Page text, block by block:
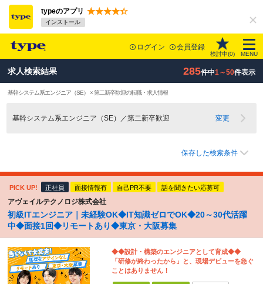
typeのアプリ
インストール
ログイン 会員登録
検討中(0) MENU
求人検索結果 285件中1～50件表示
基幹システム系エンジニア（SE） × 第二新卒歓迎の転職・求人情報
基幹システム系エンジニア（SE）／第二新卒歓迎 変更
保存した検索条件
PICK UP! 正社員 面接情報有 自己PR不要 話を聞きたい応募可
アヴェイルテクノロジ株式会社
初級ITエンジニア｜未経験OK◆IT知識ゼロでOK◆20～30代活躍
中◆面接1回◆リモートあり◆東京・大阪募集
◆◆設計・構築のエンジニアとして育成◆◆
「研修が終わったから」と、現場デビューを急ぐ
ことはありません！